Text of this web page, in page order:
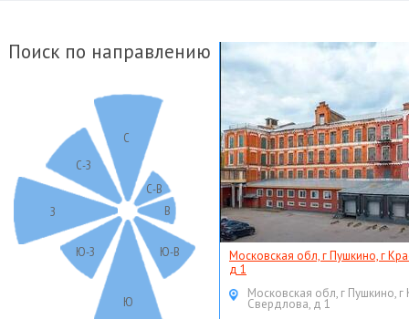
Поиск по направлению
С
С-В
В
Ю-В
Ю
Ю-З
З
С-З
Московская обл, г Пушкино, г
д 1
Московская обл, г Пушкино, г
Свердлова, д 1